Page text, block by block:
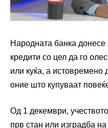
Народната банка
кредити со цел да го
или куќа, а истовремено
оние што купуваат
Од 1 декември,
прв стан или изградба